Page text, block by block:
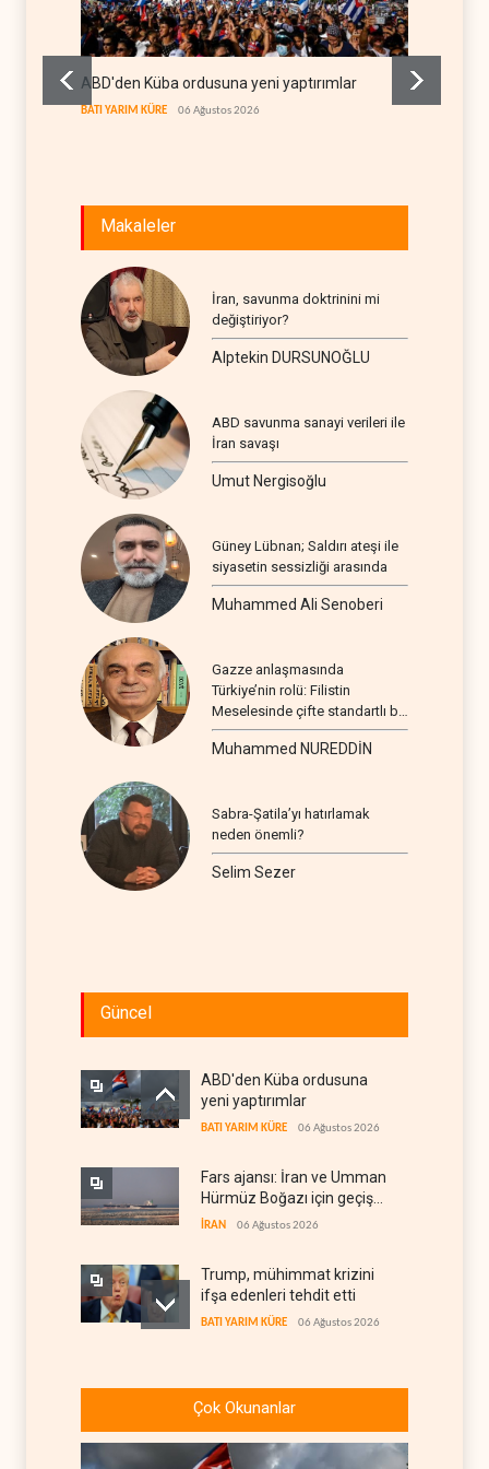
ABD'den Küba ordusuna yeni yaptırımlar
BATI YARIM KÜRE 06 Ağustos 2026
Makaleler
İran, savunma doktrinini mi
değiştiriyor?
Alptekin DURSUNOĞLU
ABD savunma sanayi verileri ile
İran savaşı
Umut Nergisoğlu
Güney Lübnan; Saldırı ateşi ile
siyasetin sessizliği arasında
Muhammed Ali Senoberi
Gazze anlaşmasında
Türkiye’nin rolü: Filistin
Meselesinde çifte standartlı bir
seyir
Muhammed NUREDDİN
Sabra-Şatila’yı hatırlamak
neden önemli?
Selim Sezer
Güncel
ABD'den Küba ordusuna
yeni yaptırımlar
BATI YARIM KÜRE 06 Ağustos 2026
Fars ajansı: İran ve Umman
Hürmüz Boğazı için geçiş
koridorlarında anlaştı
İRAN 06 Ağustos 2026
Trump, mühimmat krizini
ifşa edenleri tehdit etti
BATI YARIM KÜRE 06 Ağustos 2026
Şeria'da işgalci
yerleşimcilere cezasızlık
sağladı
Çok Okunanlar